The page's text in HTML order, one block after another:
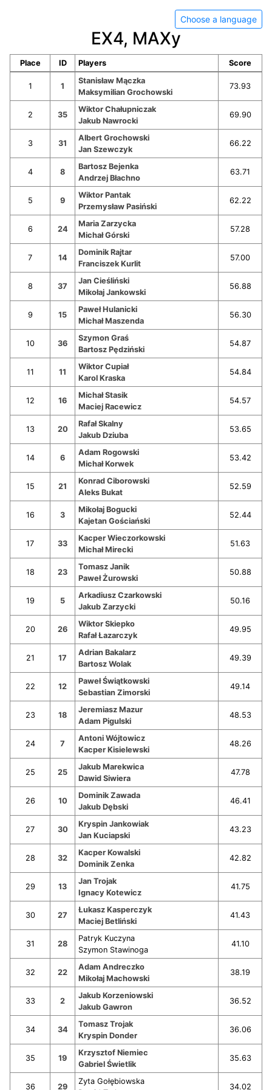
Choose a language
EX4, MAXy
Place ID Players Score
1 1
Stanisław Mączka
Maksymilian Grochowski
73.93
2 35
Wiktor Chałupniczak
Jakub Nawrocki
69.90
3 31
Albert Grochowski
Jan Szewczyk
66.22
4 8
Bartosz Bejenka
Andrzej Błachno
63.71
5 9
Wiktor Pantak
Przemysław Pasiński
62.22
6 24
Maria Zarzycka
Michał Górski
57.28
7 14
Dominik Rajtar
Franciszek Kurlit
57.00
8 37
Jan Cieśliński
Mikołaj Jankowski
56.88
9 15
Paweł Hulanicki
Michał Maszenda
56.30
10 36
Szymon Graś
Bartosz Pędziński
54.87
11 11
Wiktor Cupiał
Karol Kraska
54.84
12 16
Michał Stasik
Maciej Racewicz
54.57
13 20
Rafał Skalny
Jakub Dziuba
53.65
14 6
Adam Rogowski
Michał Korwek
53.42
15 21
Konrad Ciborowski
Aleks Bukat
52.59
16 3
Mikołaj Bogucki
Kajetan Gościański
52.44
17 33
Kacper Wieczorkowski
Michał Mirecki
51.63
18 23
Tomasz Janik
Paweł Żurowski
50.88
19 5
Arkadiusz Czarkowski
Jakub Zarzycki
50.16
20 26
Wiktor Skiepko
Rafał Łazarczyk
49.95
21 17
Adrian Bakalarz
Bartosz Wolak
49.39
22 12
Paweł Świątkowski
Sebastian Zimorski
49.14
23 18
Jeremiasz Mazur
Adam Pigulski
48.53
24 7
Antoni Wójtowicz
Kacper Kisielewski
48.26
25 25
Jakub Marekwica
Dawid Siwiera
47.78
26 10
Dominik Zawada
Jakub Dębski
46.41
27 30
Kryspin Jankowiak
Jan Kuciapski
43.23
28 32
Kacper Kowalski
Dominik Zenka
42.82
29 13
Jan Trojak
Ignacy Kotewicz
41.75
30 27
Łukasz Kasperczyk
Maciej Betliński
41.43
31 28
Patryk Kuczyna
Szymon Stawinoga
41.10
32 22
Adam Andreczko
Mikołaj Machowski
38.19
33 2
Jakub Korzeniowski
Jakub Gawron
36.52
34 34
Tomasz Trojak
Kryspin Donder
36.06
35 19
Krzysztof Niemiec
Gabriel Świetlik
35.63
36 29
Zyta Gołębiowska
34.02